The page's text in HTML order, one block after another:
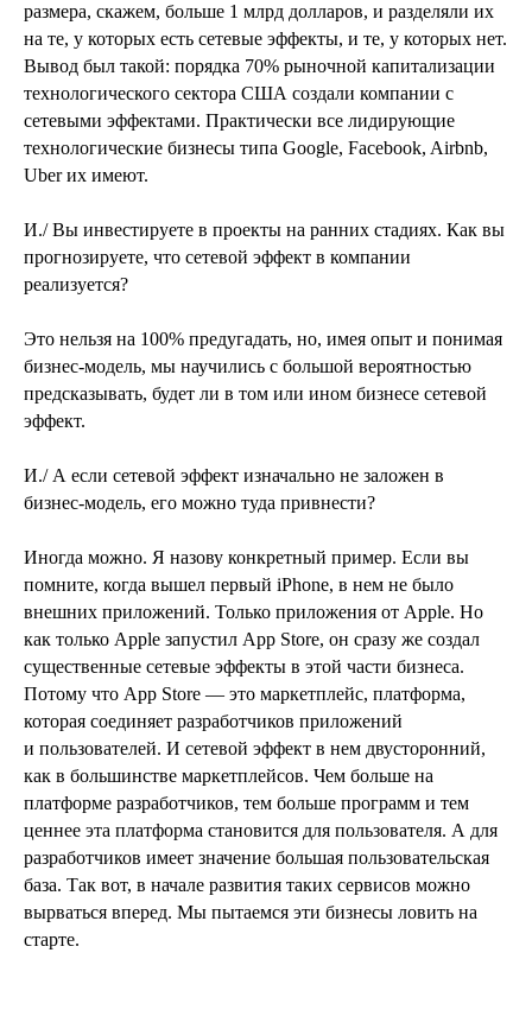
размера, скажем, больше 1 млрд долларов, и разделяли их
на те, у которых есть сетевые эффекты, и те, у которых нет.
Вывод был такой: порядка 70% рыночной капитализации
технологического сектора США создали компании с
сетевыми эффектами. Практически все лидирующие
технологические бизнесы типа Google, Facebook, Airbnb,
Uber их имеют.
И./ Вы инвестируете в проекты на ранних стадиях. Как вы
прогнозируете, что сетевой эффект в компании
реализуется?
Это нельзя на 100% предугадать, но, имея опыт и понимая
бизнес-модель, мы научились с большой вероятностью
предсказывать, будет ли в том или ином бизнесе сетевой
эффект.
И./ А если сетевой эффект изначально не заложен в
бизнес-модель, его можно туда привнести?
Иногда можно. Я назову конкретный пример. Если вы
помните, когда вышел первый iPhone, в нем не было
внешних приложений. Только приложения от Apple. Но
как только Apple запустил App Store, он сразу же создал
существенные сетевые эффекты в этой части бизнеса.
Потому что App Store — это маркетплейс, платформа,
которая соединяет разработчиков приложений
и пользователей. И сетевой эффект в нем двусторонний,
как в большинстве маркетплейсов. Чем больше на
платформе разработчиков, тем больше программ и тем
ценнее эта платформа становится для пользователя. А для
разработчиков имеет значение большая пользовательская
база. Так вот, в начале развития таких сервисов можно
вырваться вперед. Мы пытаемся эти бизнесы ловить на
старте.